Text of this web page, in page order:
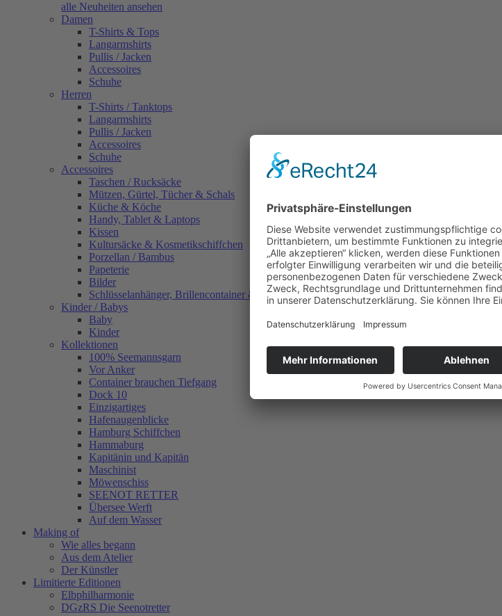
alle Neuheiten ansehen
Damen
T-Shirts & Tops
Langarmshirts
Pullis / Jacken
Accessoires
Schuhe
Herren
T-Shirts / Tanktops
Langarmshirts
Pullis / Jacken
Accessoires
Schuhe
Accessoires
Taschen / Rucksäcke
Mützen, Gürtel, Tücher & Schals
Küche & Köche
Handy, Tablet & Laptops
Kissen
Kultursäcke & Kosmetikschiffchen
Porzellan / Bambus
Papeterie
Bilder
Schlüsselanhänger, Brillencontainer & mehr
Kinder / Babys
Baby
Kinder
Kollektionen
100% Seemannsgarn
Vor Anker
Container brauchen Tiefgang
Dock 10
Einzigartiges
Hafenaugen­blicke
Hamburg Schiffchen
Hammaburg
Kapitänin und Kapitän
Maschinist
Möwenschiss
SEENOT RETTER
Übersee Werft
Auf dem Wasser
Making of
Wie alles begann
Aus dem Atelier
Der Künstler
Limitierte Editionen
Elbphilharmonie
DGzRS Die Seenotretter